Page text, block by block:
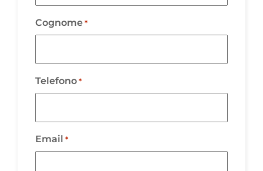
Cognome *
Telefono *
Email *